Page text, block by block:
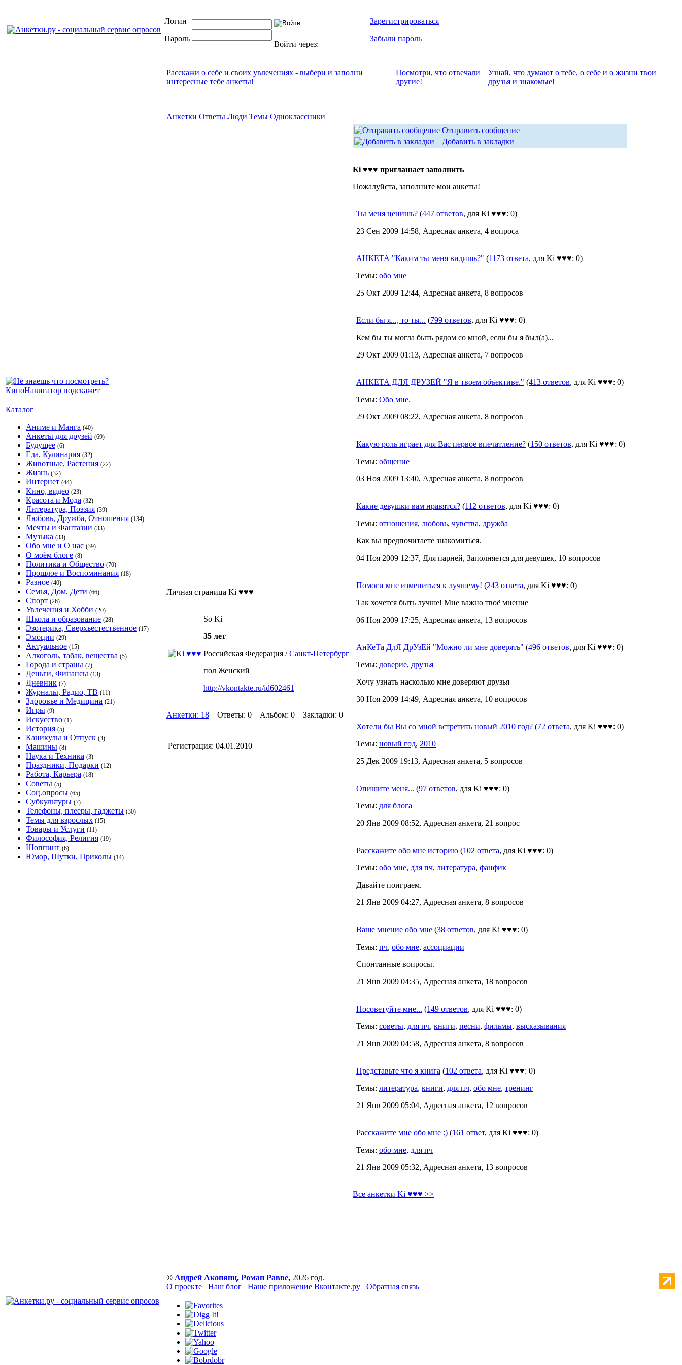
Логин
Пароль
Войти через:
Зарегистрироваться
Забыли пароль
Каталог
Аниме и Манга (40)
Анкеты для друзей (69)
Будущее (6)
Еда, Кулинария (32)
Животные, Растения (22)
Жизнь (32)
Интернет (44)
Кино, видео (23)
Красота и Мода (32)
Литература, Поэзия (39)
Любовь, Дружба, Отношения (134)
Мечты и Фантазии (33)
Музыка (33)
Обо мне и О нас (39)
О моём блоге (8)
Политика и Общество (70)
Прошлое и Воспоминания (18)
Разное (40)
Семья, Дом, Дети (66)
Спорт (26)
Увлечения и Хобби (20)
Школа и образование (28)
Эзотерика, Сверхъестественное (17)
Эмоции (29)
Актуальное (15)
Алкоголь, табак, вещества (5)
Города и страны (7)
Деньги, Финансы (13)
Дневник (7)
Журналы, Радио, ТВ (11)
Здоровье и Медицина (21)
Игры (9)
Искусство (1)
История (5)
Каникулы и Отпуск (3)
Машины (8)
Наука и Техника (3)
Праздники, Подарки (12)
Работа, Карьера (18)
Советы (5)
Соц.опросы (65)
Субкультуры (7)
Телефоны, плееры, гаджеты (30)
Темы для взрослых (15)
Товары и Услуги (11)
Философия, Религия (19)
Шоппинг (6)
Юмор, Шутки, Приколы (14)
Расскажи о себе и своих увлечениях - выбери и заполни
интересные тебе анкеты!
Посмотри, что отвeчали
другие!
Узнай, что думают о тебе, о себе и о жизни твои
друзья и знакомые!
Анкетки Ответы Люди Темы Одноклассники
Личная страница Ki ♥♥♥
So Ki
35 лет
Российская Федерация /Санкт-Петербург
пол Женский
http://vkontakte.ru/id602461
Анкетки: 18 Ответы: 0 Альбом: 0 Закладки: 0
Регистрация: 04.01.2010
Отправить сообщение
Добавить в закладки
Ki ♥♥♥ приглашает заполнить
Пожалуйста, заполните мои анкеты!
Ты меня ценишь? (447 ответов, для Ki ♥♥♥: 0)
23 Сен 2009 14:58, Адресная анкета, 4 вопроса
АНКЕТА "Каким ты меня видишь?" (1173 ответа, для Ki ♥♥♥: 0)
Темы: обо мне
25 Окт 2009 12:44, Адресная анкета, 8 вопросов
Если бы я..., то ты... (799 ответов, для Ki ♥♥♥: 0)
Кем бы ты могла быть рядом со мной, если бы я был(а)...
29 Окт 2009 01:13, Адресная анкета, 7 вопросов
АНКЕТА ДЛЯ ДРУЗЕЙ "Я в твоем объективе." (413 ответов, для Ki ♥♥♥: 0)
Темы: Обо мне.
29 Окт 2009 08:22, Адресная анкета, 8 вопросов
Какую роль играет для Вас первое впечатление? (150 ответов, для Ki ♥♥♥: 0)
Темы: общение
03 Ноя 2009 13:40, Адресная анкета, 8 вопросов
Какие девушки вам нравятся? (112 ответов, для Ki ♥♥♥: 0)
Темы: отношения, любовь, чувства, дружба
Как вы предпочитаете знакомиться.
04 Ноя 2009 12:37, Для парней, Заполняется для девушек, 10 вопросов
Помоги мне измениться к лучшему! (243 ответа, для Ki ♥♥♥: 0)
Так хочется быть лучше! Мне важно твоё мнение
06 Ноя 2009 17:25, Адресная анкета, 13 вопросов
АнКеТа ДлЯ ДрУзЕй "Можно ли мне доверять" (496 ответов, для Ki ♥♥♥: 0)
Темы: доверие, друзья
Хочу узнать насколько мне доверяют друзья
30 Ноя 2009 14:49, Адресная анкета, 10 вопросов
Хотели бы Вы со мной встретить новый 2010 год? (72 ответа, для Ki ♥♥♥: 0)
Темы: новый год, 2010
25 Дек 2009 19:13, Адресная анкета, 5 вопросов
Опишите меня... (97 ответов, для Ki ♥♥♥: 0)
Темы: для блога
20 Янв 2009 08:52, Адресная анкета, 21 вопрос
Расскажите обо мне историю (102 ответа, для Ki ♥♥♥: 0)
Темы: обо мне, для пч, литература, фанфик
Давайте поиграем.
21 Янв 2009 04:27, Адресная анкета, 8 вопросов
Ваше мнение обо мне (38 ответов, для Ki ♥♥♥: 0)
Темы: пч, обо мне, ассоциации
Спонтанные вопросы.
21 Янв 2009 04:35, Адресная анкета, 18 вопросов
Посоветуйте мне... (149 ответов, для Ki ♥♥♥: 0)
Темы: советы, для пч, книги, песни, фильмы, высказывания
21 Янв 2009 04:58, Адресная анкета, 8 вопросов
Представьте что я книга (102 ответа, для Ki ♥♥♥: 0)
Темы: литература, книги, для пч, обо мне, тренинг
21 Янв 2009 05:04, Адресная анкета, 12 вопросов
Расскажите мне обо мне :) (161 ответ, для Ki ♥♥♥: 0)
Темы: обо мне, для пч
21 Янв 2009 05:32, Адресная анкета, 13 вопросов
Все анкетки Ki ♥♥♥ >>
© Андрей Акопянц, Роман Равве, 2026 год.
О проекте
Наш блог Наше приложение Вконтакте.ру Обратная связь